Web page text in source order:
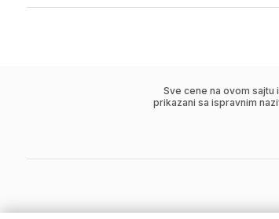
Sve cene na ovom sajtu
prikazani sa ispravnim